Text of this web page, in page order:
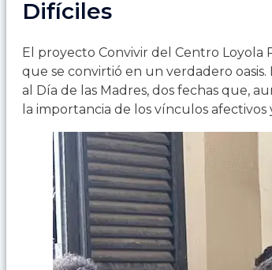
Difíciles
El proyecto Convivir del Centro Loyola
que se convirtió en un verdadero
al Día de las Madres, dos fechas que,
la importancia de los vínculos